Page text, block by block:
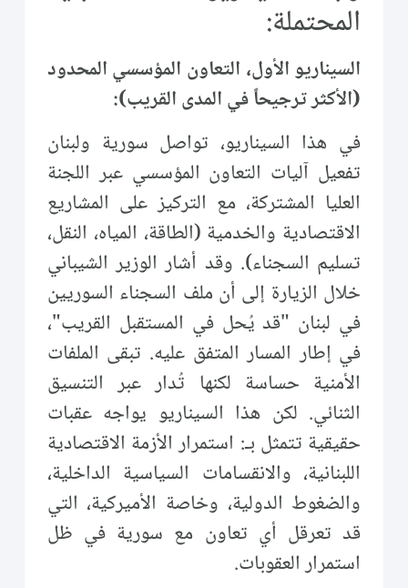
المحتملة:
السيناريو الأول، التعاون المؤسسي المحدود
(الأكثر ترجيحاً في المدى القريب):
في هذا السيناريو، تواصل سورية ولبنان
تفعيل آليات التعاون المؤسسي عبر اللجنة
العليا المشتركة، مع التركيز على المشاريع
الاقتصادية والخدمية (الطاقة، المياه، النقل،
تسليم السجناء). وقد أشار الوزير الشيباني
خلال الزيارة إلى أن ملف السجناء السوريين
في لبنان "قد يُحل في المستقبل القريب"،
في إطار المسار المتفق عليه. تبقى الملفات
الأمنية حساسة لكنها تُدار عبر التنسيق
الثنائي. لكن هذا السيناريو يواجه عقبات
حقيقية تتمثل بـ: استمرار الأزمة الاقتصادية
اللبنانية، والانقسامات السياسية الداخلية،
والضغوط الدولية، وخاصة الأميركية، التي
قد تعرقل أي تعاون مع سورية في ظل
استمرار العقوبات.